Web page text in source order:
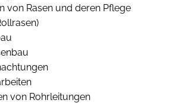
von Rasen und deren Pflege
von Rohrleitungen